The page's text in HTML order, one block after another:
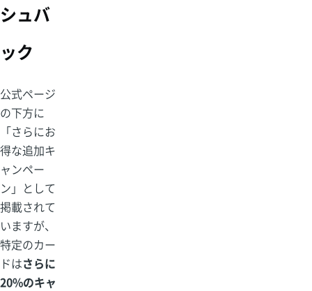
シュバ
ック
公式ページ
の下方に
「さらにお
得な追加キ
ャンペー
ン」として
掲載されて
いますが、
特定のカー
ドはさらに
20%のキャ